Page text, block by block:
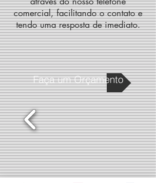
comercial, facilitando o contato e
tendo uma resposta de imediato.
Faça um Orçamento